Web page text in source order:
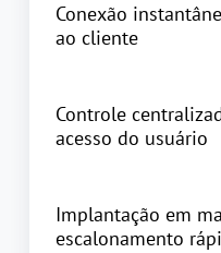
Conexão
ao cliente
Controle
acesso do usuário
Implantação em
escalonamento